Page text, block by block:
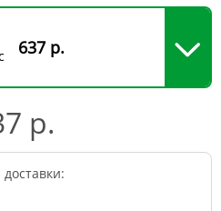
637 р.
р.